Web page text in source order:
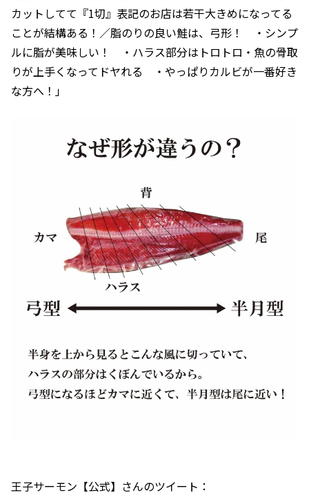
カットしてて『1切』表記のお店は若干大きめになってる
ことが結構ある！／脂のりの良い鮭は、弓形！ ・シンプ
ルに脂が美味しい！ ・ハラス部分はトロトロ・魚の骨取
りが上手くなってドヤれる ・やっぱりカルビが一番好き
な方へ！」
王子サーモン【公式】さんのツイート：